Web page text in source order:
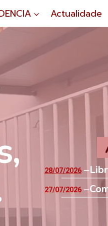
Actualidade
28/07/2026
27/07/2026